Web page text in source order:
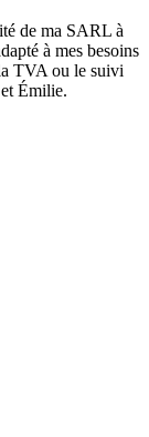
de ma SARL à
à mes besoins
TVA ou le suivi
Émilie.